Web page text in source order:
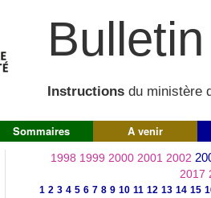
Instructions du ministère
Sommaires A venir
1998 1999 2000 2001 2002
2017
1 2 3 4 5 6 7 8 9 10 11 12 13 14 15